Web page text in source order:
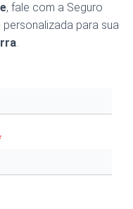
, fale com a Seguro
personalizada para sua
.